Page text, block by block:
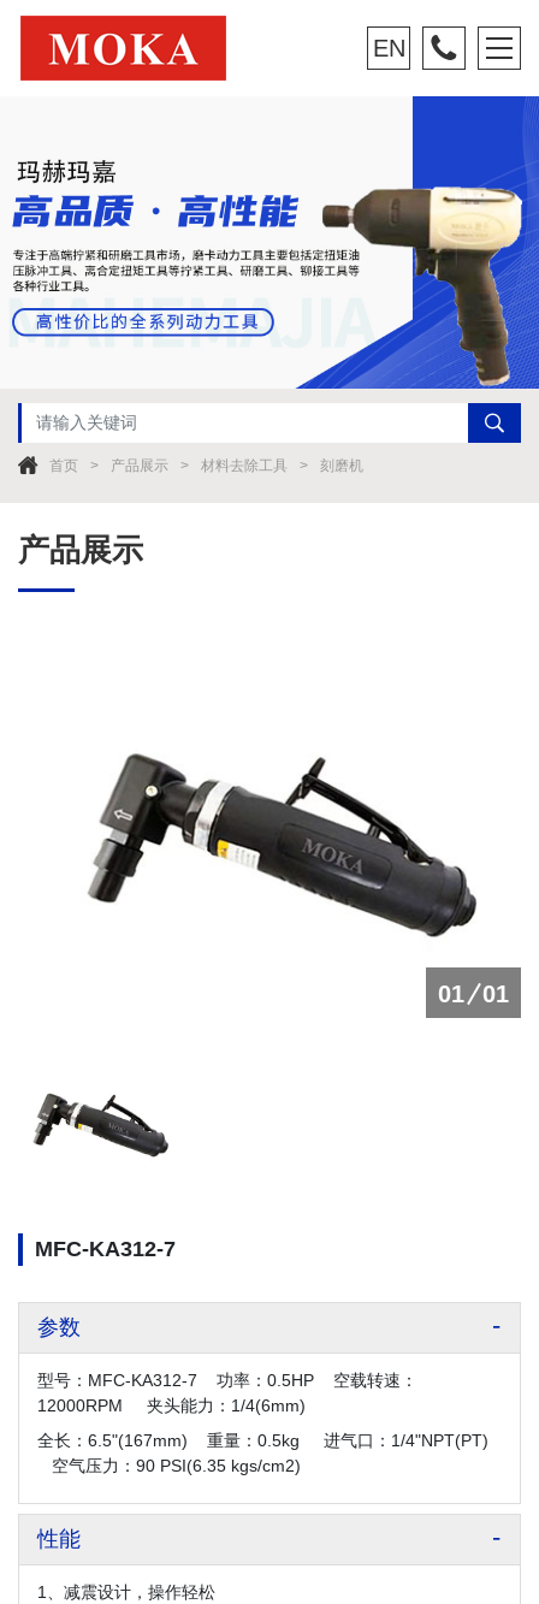
EN
首页 产品展示 材料去除工具 刻磨机
产品展示
01 01
MFC-KA312-7
参数
型号：MFC-KA312-7 功率 ： 0.5HP 空载转速 ：
12000RPM 夹头能力 ： 1/4(6mm)
全长 ： 6.5"(167mm) 重量 ： 0.5kg 进气口 ： 1/4"NPT(PT)
空气压力 ： 90 PSI(6.35 kgs/cm2)
性能
1、减震设计，操作轻松